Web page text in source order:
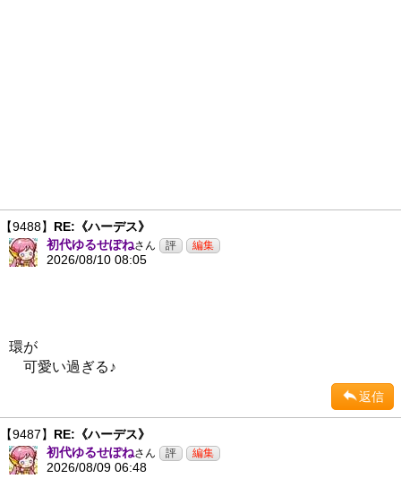
【9488】 RE:《ハーデス》
初代ゆるせぽねさん
2026/08/10 08:05
環が
可愛い過ぎる♪
返信
【9487】 RE:《ハーデス》
初代ゆるせぽねさん
2026/08/09 06:48